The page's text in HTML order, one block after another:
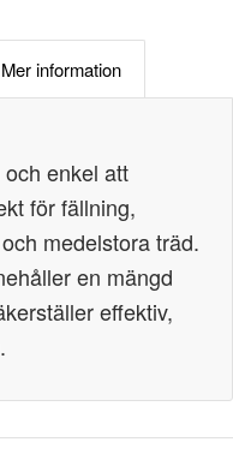
Mer information
enkel att
för fällning,
medelstora träd.
en mängd
effektiv,